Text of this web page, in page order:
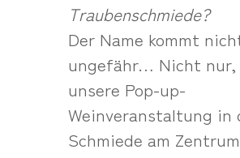
Traubenschmiede?
Der Name kommt
ungefähr… Nicht nur,
unsere Pop-up-
Weinveranstaltung in
Schmiede am Zentrum